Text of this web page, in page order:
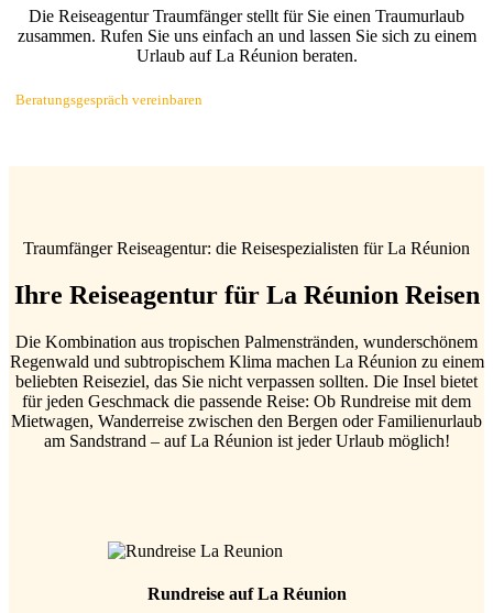
Die Reiseagentur Traumfänger stellt für Sie einen Traumurlaub
zusammen. Rufen Sie uns einfach an und lassen Sie sich zu einem
Urlaub auf La Réunion beraten.
Beratungsgespräch vereinbaren
Traumfänger Reiseagentur: die Reisespezialisten für La Réunion
Ihre Reiseagentur für La Réunion Reisen
Die Kombination aus tropischen Palmenstränden, wunderschönem
Regenwald und subtropischem Klima machen La Réunion zu einem
beliebten Reiseziel, das Sie nicht verpassen sollten. Die Insel bietet
für jeden Geschmack die passende Reise: Ob Rundreise mit dem
Mietwagen, Wanderreise zwischen den Bergen oder Familienurlaub
am Sandstrand – auf La Réunion ist jeder Urlaub möglich!
Rundreise auf La Réunion